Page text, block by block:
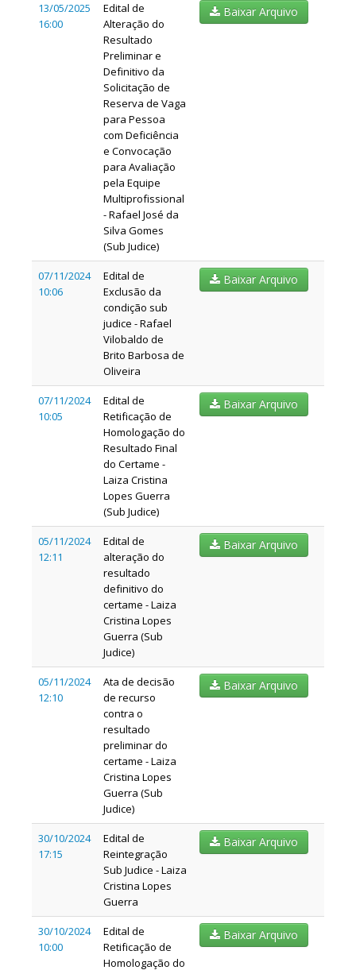
13/05/2025
16:00
Edital de
Alteração do
Resultado
Preliminar e
Definitivo da
Solicitação de
Reserva de Vaga
para Pessoa
com Deficiência
e Convocação
para Avaliação
pela Equipe
Multiprofissional
- Rafael José da
Silva Gomes
(Sub Judice)
Baixar Arquivo
07/11/2024
10:06
Edital de
Exclusão da
condição sub
judice - Rafael
Vilobaldo de
Brito Barbosa de
Oliveira
Baixar Arquivo
07/11/2024
10:05
Edital de
Retificação de
Homologação do
Resultado Final
do Certame -
Laiza Cristina
Lopes Guerra
(Sub Judice)
Baixar Arquivo
05/11/2024
12:11
Edital de
alteração do
resultado
definitivo do
certame - Laiza
Cristina Lopes
Guerra (Sub
Judice)
Baixar Arquivo
05/11/2024
12:10
Ata de decisão
de recurso
contra o
resultado
preliminar do
certame - Laiza
Cristina Lopes
Guerra (Sub
Judice)
Baixar Arquivo
30/10/2024
17:15
Edital de
Reintegração
Sub Judice - Laiza
Cristina Lopes
Guerra
Baixar Arquivo
30/10/2024
10:00
Edital de
Retificação de
Homologação do
Baixar Arquivo